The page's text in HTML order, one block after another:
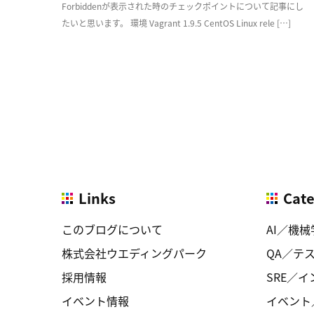
Forbiddenが表示された時のチェックポイントについて記事にし
たいと思います。 環境 Vagrant 1.9.5 CentOS Linux rele […]
AI／機械
QA／テ
SRE／
イベン
Links
このブログについて
株式会社ウエディングパーク
採用情報
イベント情報